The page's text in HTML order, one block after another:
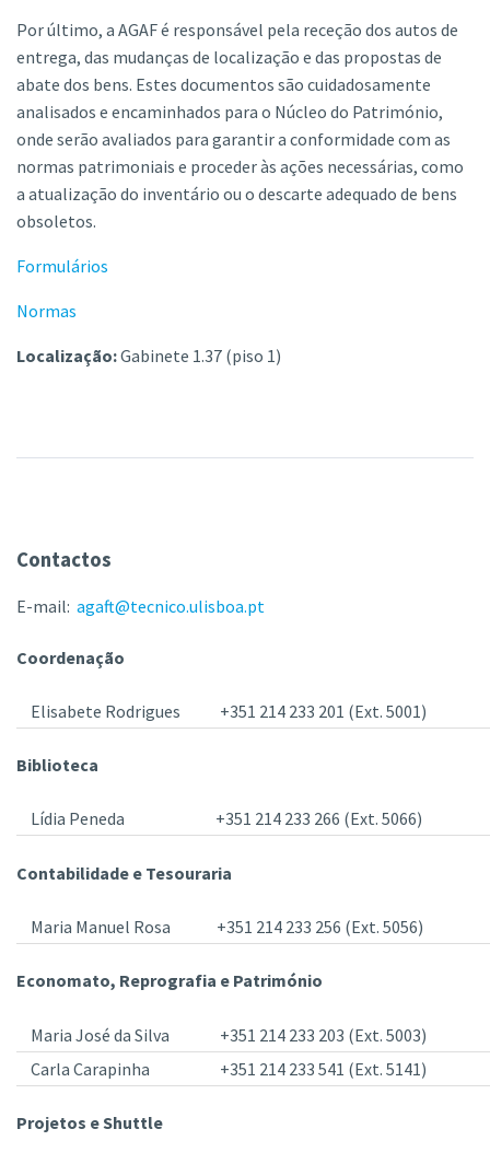
Por último, a AGAF é responsável pela receção dos autos de
entrega, das mudanças de localização e das propostas de
abate dos bens. Estes documentos são cuidadosamente
analisados e encaminhados para o Núcleo do Património,
onde serão avaliados para garantir a conformidade com as
normas patrimoniais e proceder às ações necessárias, como
a atualização do inventário ou o descarte adequado de bens
obsoletos.
Formulários
Normas
Localização:Gabinete 1.37 (piso 1)
Contactos
E-mail: agaft@tecnico.ulisboa.pt
Coordenação
Elisabete Rodrigues +351 214 233 201 (Ext. 5001)
Biblioteca
Lídia Peneda +351 214 233 266 (Ext. 5066)
Contabilidade e Tesouraria
Maria Manuel Rosa +351 214 233 256 (Ext. 5056)
Economato, Reprografia e Património
Maria José da Silva
+351 214 233 203 (Ext. 5003)
Carla Carapinha
+351 214 233 541 (Ext. 5141)
Projetos e Shuttle